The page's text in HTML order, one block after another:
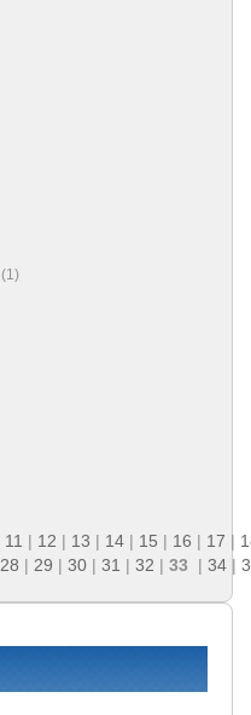
(1)
11 | 12 | 13 | 14 | 15 | 16 | 17 |
28 | 29 | 30 | 31 | 32 | 33 | 34 |